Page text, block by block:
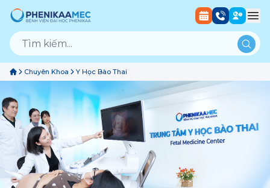
Chuyên Khoa Y Học Bào Thai